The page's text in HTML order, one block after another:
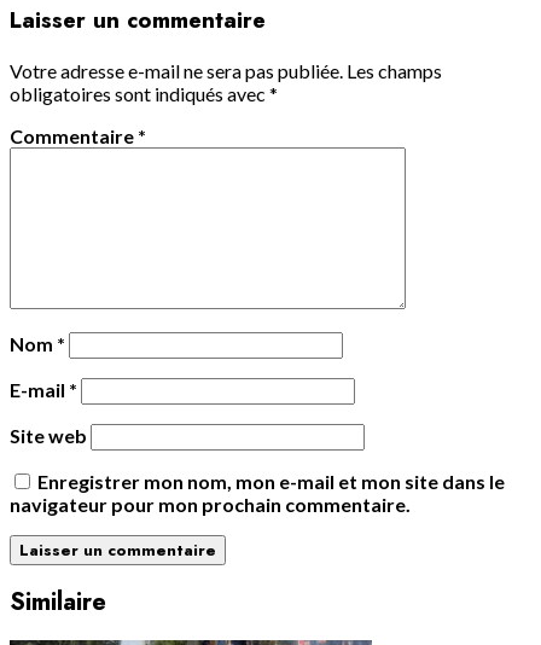
Laisser un commentaire
Votre adresse e-mail ne sera pas publiée. Les champs
obligatoires sont indiqués avec *
Commentaire *
Nom *
E-mail *
Site web
Enregistrer mon nom, mon e-mail et mon site dans le
navigateur pour mon prochain commentaire.
Similaire